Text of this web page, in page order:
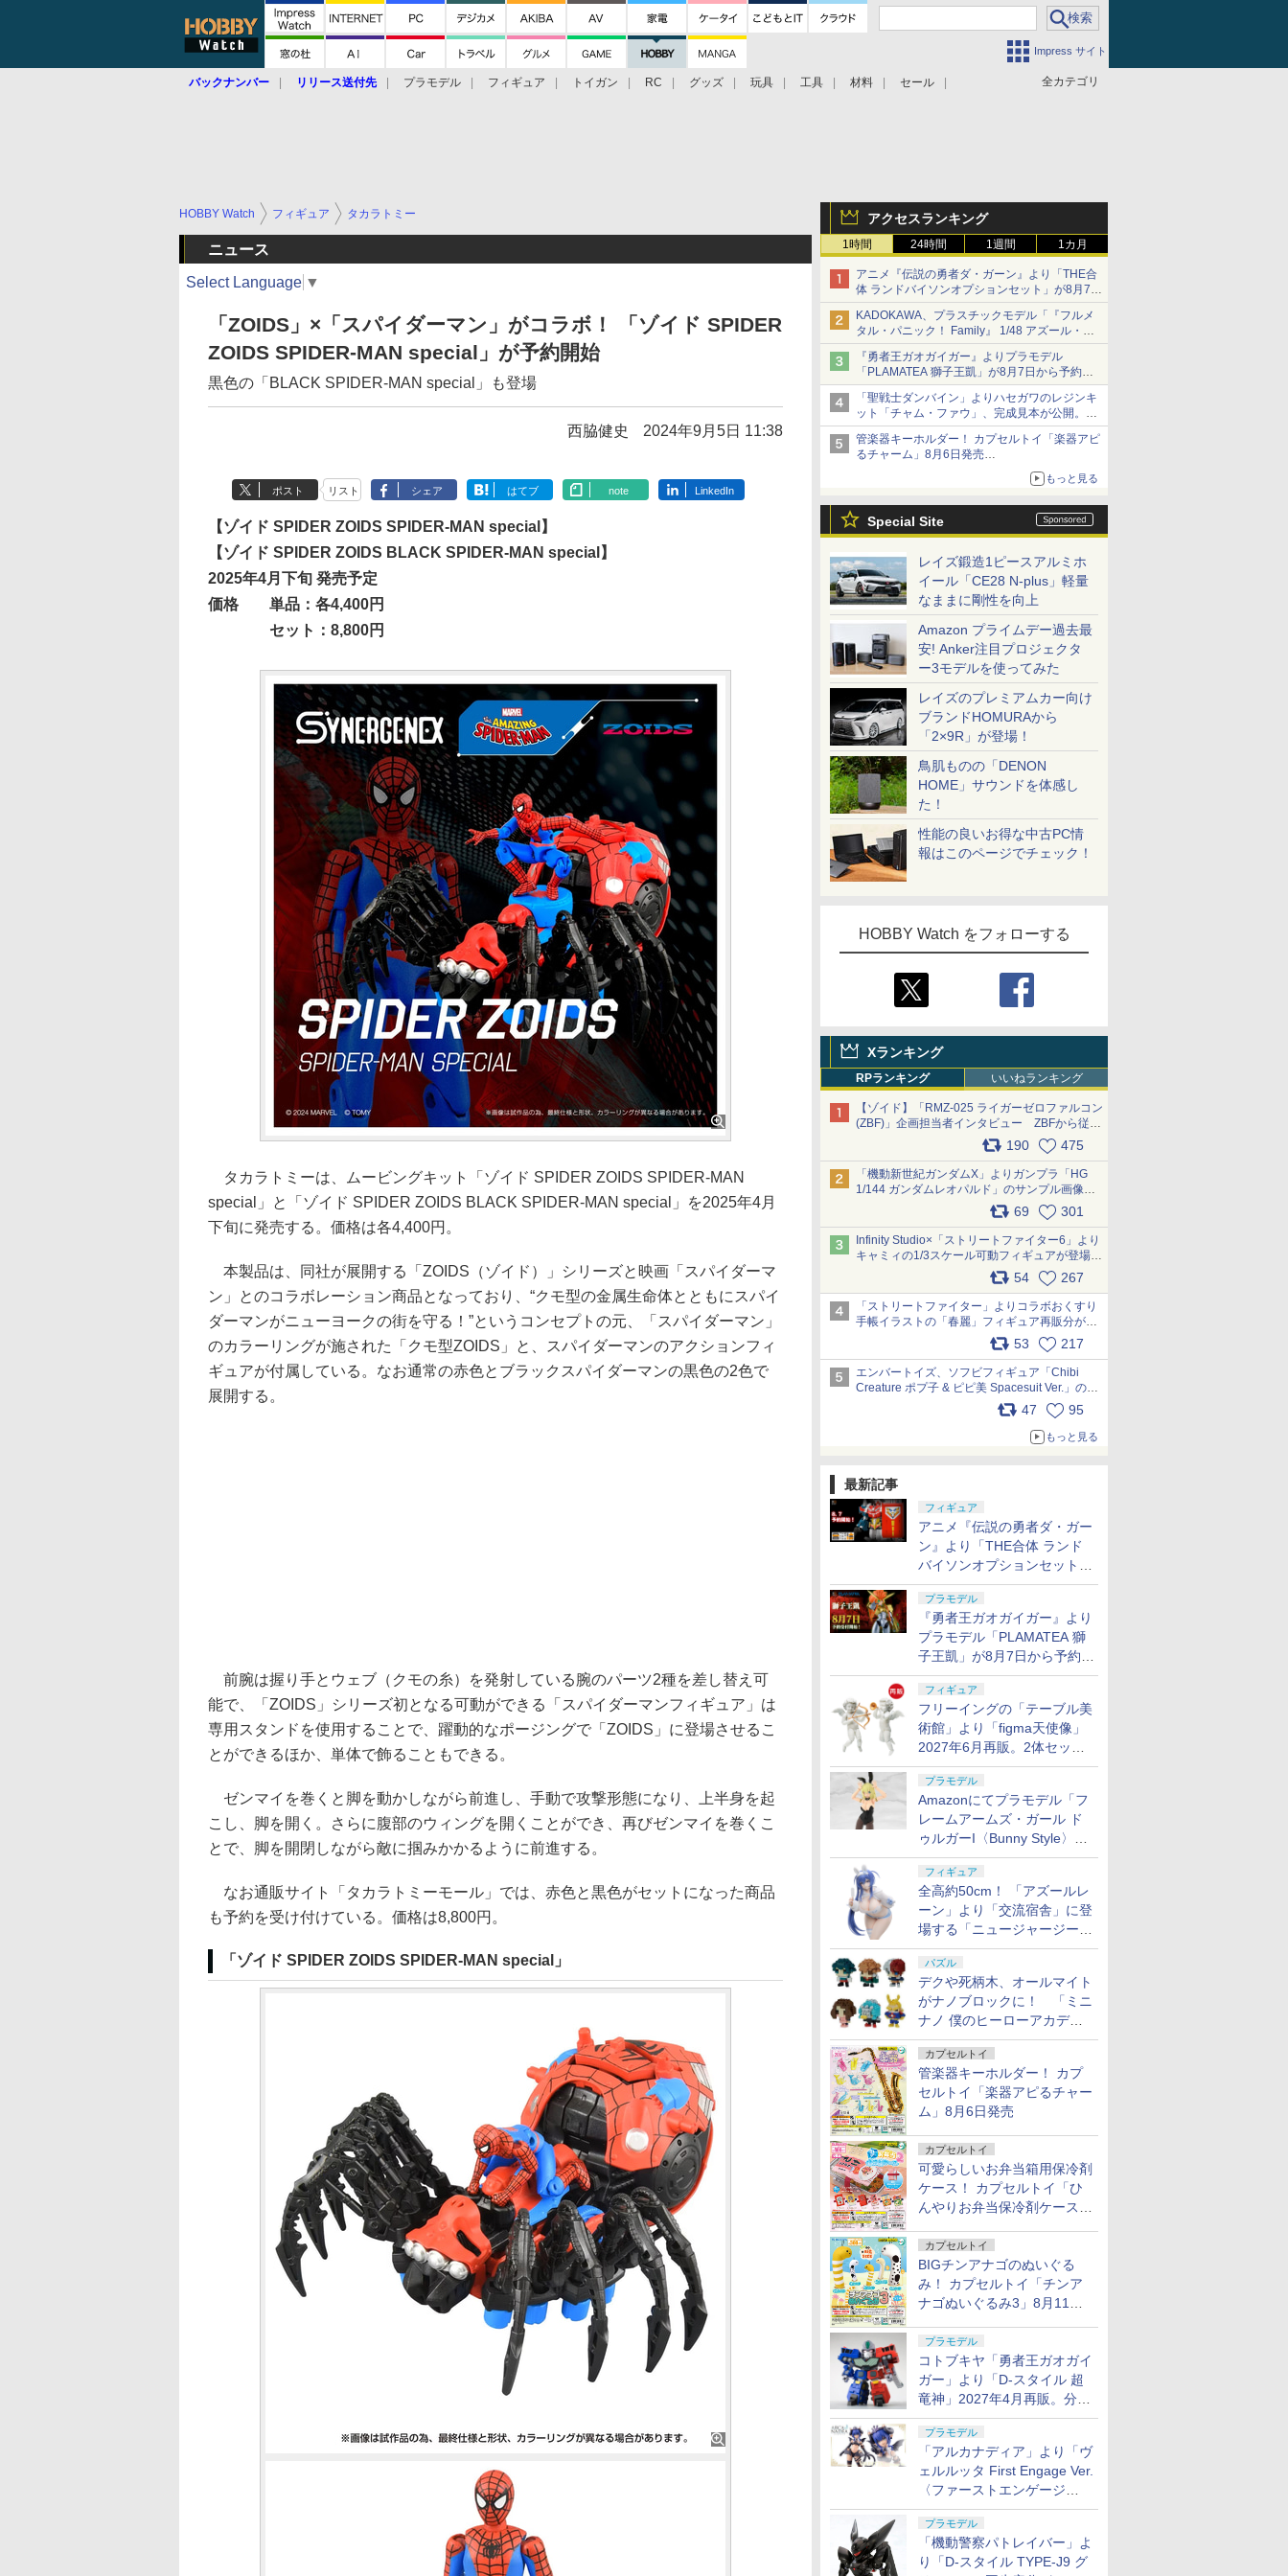
Impress サイト
全カテゴリ
バックナンバー リリース送付先 プラモデル フィギュア トイガン RC グッズ 玩具 工具 材料 セール
アクセスランキング
1時間 24時間 1週間 1カ月
アニメ『伝説の勇者ダ・ガーン』より「THE合
体 ランドバイソンオプションセット」が8月7日
から予約受付開始！
KADOKAWA、プラスチックモデル「『フルメ
タル・パニック！ Family』 1/48 アズール・レ
イヴン」の発売延期を発表
8月から9月に延期
『勇者王ガオガイガー』よりプラモデル
「PLAMATEA 獅子王凱」が8月7日から予約受
付開始！
「聖戦士ダンバイン」よりハセガワのレジンキ
ット「チャム・ファウ」、完成見本が公開。9
月3日頃発売予定
管楽器キーホルダー！ カプセルトイ「楽器アピ
るチャーム」8月6日発売
もっと見る
Special Site
レイズ鍛造1ピースアルミホ
イール「CE28 N-plus」軽量
なままに剛性を向上
Amazon プライムデー過去最
安! Anker注目プロジェクタ
ー3モデルを使ってみた
レイズのプレミアムカー向け
ブランドHOMURAから
「2×9R」が登場！
鳥肌ものの「DENON
HOME」サウンドを体感し
た！
性能の良いお得な中古PC情
報はこのページでチェック！
HOBBY Watch をフォローする
Xランキング
RPランキング いいねランキング
【ゾイド】「RMZ-025 ライガーゼロファルコン
(ZBF)」企画担当者インタビュー ZBFから従来
デザインまで再現可能なボリューム満点のキッ
ト pic.x.com/6zOqQAQKkX
190 475
「機動新世紀ガンダムX」よりガンプラ「HG
1/144 ガンダムレオパルド」のサンプル画像が
69 301
Infinity Studio×「ストリートファイター6」より
キャミィの1/3スケール可動フィギュアが登場
54 267
「ストリートファイター」よりコラボおくすり
手帳イラストの「春麗」フィギュア再販分が本
日出荷開始 pic.x.com/toUc1MHr41
53 217
エンバートイズ、ソフビフィギュア「Chibi
Creature ポプ子 & ピピ美 Spacesuit Ver.」の発
売中止を発表 pic.x.com/Ri45iFeYjn
47 95
もっと見る
最新記事
フィギュア
アニメ『伝説の勇者ダ・ガー
ン』より「THE合体 ランド
バイソンオプションセット」
が8月7日から予約受付開始！
プラモデル
『勇者王ガオガイガー』より
プラモデル「PLAMATEA 獅
子王凱」が8月7日から予約受
付開始！
フィギュア
フリーイングの「テーブル美
術館」より「figma天使像」
2027年6月再販。2体セット
で小便小僧にも
プラモデル
Amazonにてプラモデル「フ
レームアームズ・ガール ド
ゥルガーI〈Bunny Style〉」
が予約受付再開！
フィギュア
全高約50cm！ 「アズールレ
ーン」より「交流宿舎」に登
場する「ニュージャージー」
が1/3スケールフィギュアで
登場
パズル
デクや死柄木、オールマイト
がナノブロックに！ 「ミニ
ナノ 僕のヒーローアカデミ
ア」9月再販
カプセルトイ
管楽器キーホルダー！ カプ
セルトイ「楽器アピるチャー
ム」8月6日発売
カプセルトイ
可愛らしいお弁当箱用保冷剤
ケース！ カプセルトイ「ひ
んやりお弁当保冷剤ケース
カプセルトイ
BIGチンアナゴのぬいぐる
み！ カプセルトイ「チンア
ナゴぬいぐるみ3」8月11日
プラモデル
コトブキヤ「勇者王ガオガイ
ガー」より「D-スタイル 超
竜神」2027年4月再販。分離
変形が可能
プラモデル
「アルカナディア」より「ヴ
ェルルッタ First Engage Ver.
〈ファーストエンゲージ
Ver.〉」が2027年2月発売！
プラモデル
「機動警察パトレイバー」よ
り「D-スタイル TYPE-J9 グ
HOBBY Watch フィギュア タカラトミー
ニュース
Select Language ▼
「ZOIDS」×「スパイダーマン」がコラボ！ 「ゾイド SPIDER
ZOIDS SPIDER-MAN special」が予約開始
黒色の「BLACK SPIDER-MAN special」も登場
西脇健史 2024年9月5日 11:38
ポスト リスト シェア はてブ note LinkedIn
【ゾイド SPIDER ZOIDS SPIDER-MAN special】
【ゾイド SPIDER ZOIDS BLACK SPIDER-MAN special】
2025年4月下旬 発売予定
価格
単品：各4,400円
セット：8,800円
タカラトミーは、ムービングキット「ゾイド SPIDER ZOIDS SPIDER-MAN
special」と「ゾイド SPIDER ZOIDS BLACK SPIDER-MAN special」を2025年4月
下旬に発売する。価格は各4,400円。
本製品は、同社が展開する「ZOIDS（ゾイド）」シリーズと映画「スパイダーマ
ン」とのコラボレーション商品となっており、“クモ型の金属生命体とともにスパイ
ダーマンがニューヨークの街を守る！”というコンセプトの元、「スパイダーマン」
のカラーリングが施された「クモ型ZOIDS」と、スパイダーマンのアクションフィ
ギュアが付属している。なお通常の赤色とブラックスパイダーマンの黒色の2色で
展開する。
前腕は握り手とウェブ（クモの糸）を発射している腕のパーツ2種を差し替え可
能で、「ZOIDS」シリーズ初となる可動ができる「スパイダーマンフィギュア」は
専用スタンドを使用することで、躍動的なポージングで「ZOIDS」に登場させるこ
とができるほか、単体で飾ることもできる。
ゼンマイを巻くと脚を動かしながら前進し、手動で攻撃形態になり、上半身を起
こし、脚を開く。さらに腹部のウィングを開くことができ、再びゼンマイを巻くこ
とで、脚を開閉しながら敵に掴みかかるように前進する。
なお通販サイト「タカラトミーモール」では、赤色と黒色がセットになった商品
も予約を受け付けている。価格は8,800円。
「ゾイド SPIDER ZOIDS SPIDER-MAN special」